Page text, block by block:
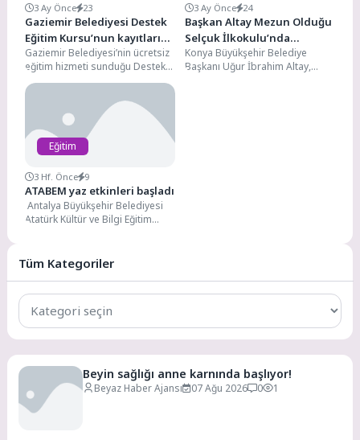
3 Ay Önce 23
Gaziemir Belediyesi Destek
Eğitim Kursu’nun kayıtları
başlıyor
Gaziemir Belediyesi’nin ücretsiz
eğitim hizmeti sunduğu Destek
Eğitim Kursu’nun ortaokul grubu
yeni dönem kayıtları 11...
3 Ay Önce 24
Başkan Altay Mezun Olduğu
Selçuk İlkokulu’nda
Öğrencilerle Buluştu
Konya Büyükşehir Belediye
Başkanı Uğur İbrahim Altay,
Eğitim
3 Hf. Önce 9
ATABEM yaz etkinleri başladı
Antalya Büyükşehir Belediyesi
Atatürk Kültür ve Bilgi Eğitim
Tüm Kategoriler
Tüm
Kategoriler
Beyin sağlığı anne karnında başlıyor!
Beyaz Haber Ajansı 07 Ağu 2026 0 1